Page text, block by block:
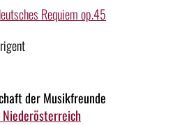
Requiem op.45
der Musikfreunde